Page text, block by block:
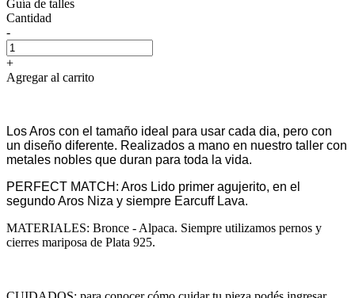
Guía de talles
Cantidad
-
+
Agregar al carrito
Los Aros con el tamaño ideal para usar cada dia, pero con
un diseño diferente. Realizados a mano en nuestro taller con
metales nobles que duran para toda la vida.
PERFECT MATCH: Aros Lido primer agujerito, en el
segundo Aros Niza y siempre Earcuff Lava.
MATERIALES: Bronce - Alpaca. Siempre utilizamos pernos y
cierres mariposa de Plata 925.